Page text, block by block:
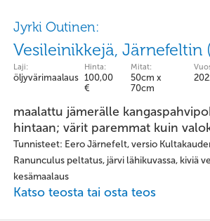
Jyrki Outinen:
Vesileinikkejä, Järnefeltin
Laji:
öljyvärimaalaus
Hinta:
100,00
€
Mitat:
50cm x
70cm
maalattu jämerälle
hintaan; värit paremmat kuin
Tunnisteet: Eero Järnefelt, versio
Ranunculus peltatus, järvi lähikuvassa, kiviä
kesämaalaus
Katso teosta tai osta teos